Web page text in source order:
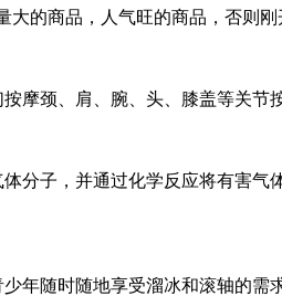
品，人气旺的商品，否则刚开
颈、肩、腕、头、膝盖等关节
子，并通过化学反应将有害气
随时随地享受溜冰和滚轴的需